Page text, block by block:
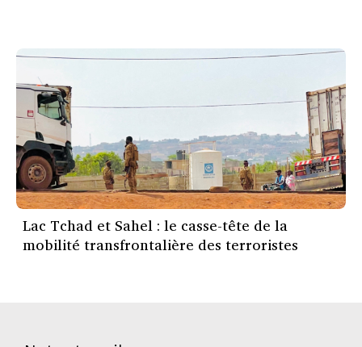
Lac Tchad et Sahel : le casse-tête de la
mobilité transfrontalière des terroristes